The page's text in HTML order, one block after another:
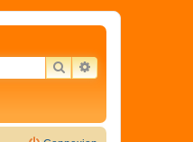
RECHERCHER
RECHERCHE